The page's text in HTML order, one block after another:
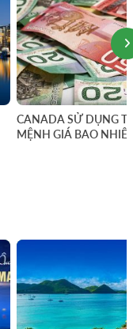
CANADA SỬ DỤNG
MỆNH GIÁ BAO